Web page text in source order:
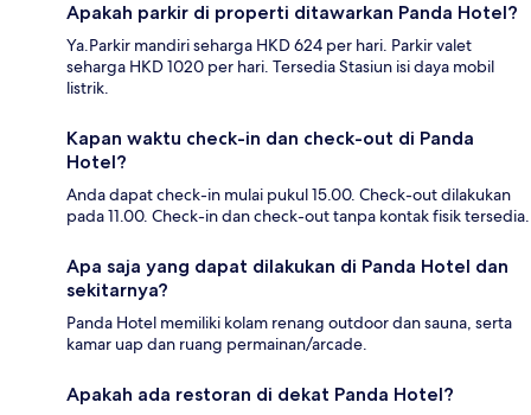
Apakah parkir di properti ditawarkan Panda Hotel?
Ya.Parkir mandiri seharga HKD 624 per hari. Parkir valet
seharga HKD 1020 per hari. Tersedia Stasiun isi daya mobil
listrik.
Kapan waktu check-in dan check-out di Panda
Hotel?
Anda dapat check-in mulai pukul 15.00. Check-out dilakukan
pada 11.00. Check-in dan check-out tanpa kontak fisik tersedia.
Apa saja yang dapat dilakukan di Panda Hotel dan
sekitarnya?
Panda Hotel memiliki kolam renang outdoor dan sauna, serta
kamar uap dan ruang permainan/arcade.
Apakah ada restoran di dekat Panda Hotel?